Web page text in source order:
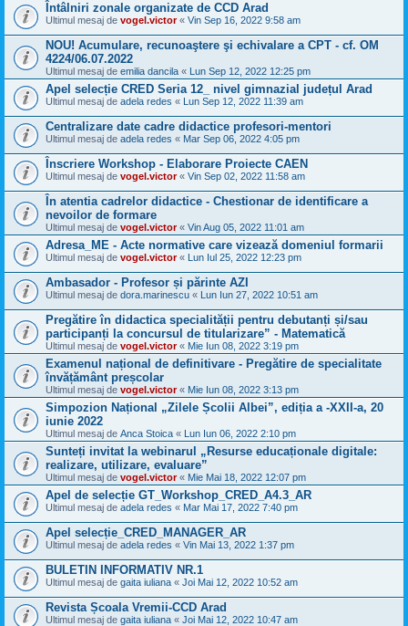
Întâlniri zonale organizate de CCD Arad
Ultimul mesaj de vogel.victor« Vin Sep 16, 2022 9:58 am
NOU! Acumulare, recunoaştere şi echivalare a CPT - cf. OM
4224/06.07.2022
Ultimul mesaj de emilia dancila « Lun Sep 12, 2022 12:25 pm
Apel selecție CRED Seria 12_ nivel gimnazial județul Arad
Ultimul mesaj de adela redes « Lun Sep 12, 2022 11:39 am
Centralizare date cadre didactice profesori-mentori
Ultimul mesaj de adela redes « Mar Sep 06, 2022 4:05 pm
Înscriere Workshop - Elaborare Proiecte CAEN
Ultimul mesaj de vogel.victor« Vin Sep 02, 2022 11:58 am
În atentia cadrelor didactice - Chestionar de identificare a
nevoilor de formare
Ultimul mesaj de vogel.victor« Vin Aug 05, 2022 11:01 am
Adresa_ME - Acte normative care vizează domeniul formarii
Ultimul mesaj de vogel.victor« Lun Iul 25, 2022 12:23 pm
Ambasador - Profesor și părinte AZI
Ultimul mesaj de dora.marinescu « Lun Iun 27, 2022 10:51 am
Pregătire în didactica specialității pentru debutanți și/sau
participanți la concursul de titularizare” - Matematică
Ultimul mesaj de vogel.victor« Mie Iun 08, 2022 3:19 pm
Examenul național de definitivare - Pregătire de specialitate
învățământ preșcolar
Ultimul mesaj de vogel.victor« Mie Iun 08, 2022 3:13 pm
Simpozion Național „Zilele Școlii Albei”, ediția a -XXII-a, 20
iunie 2022
Ultimul mesaj de Anca Stoica « Lun Iun 06, 2022 2:10 pm
Sunteți invitat la webinarul „Resurse educaționale digitale:
realizare, utilizare, evaluare”
Ultimul mesaj de vogel.victor« Mie Mai 18, 2022 12:07 pm
Apel de selecție GT_Workshop_CRED_A4.3_AR
Ultimul mesaj de adela redes « Mar Mai 17, 2022 7:40 pm
Apel selecție_CRED_MANAGER_AR
Ultimul mesaj de adela redes « Vin Mai 13, 2022 1:37 pm
BULETIN INFORMATIV NR.1
Ultimul mesaj de gaita iuliana « Joi Mai 12, 2022 10:52 am
Revista Școala Vremii-CCD Arad
Ultimul mesaj de gaita iuliana « Joi Mai 12, 2022 10:47 am